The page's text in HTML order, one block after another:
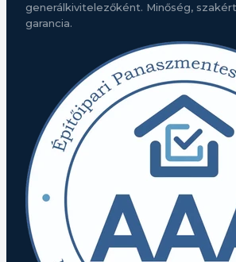
generálkivitelezőként. Minőség,
garancia.